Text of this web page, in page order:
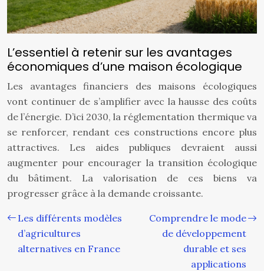
L’essentiel à retenir sur les avantages
économiques d’une maison écologique
Les avantages financiers des maisons écologiques
vont continuer de s’amplifier avec la hausse des coûts
de l’énergie. D’ici 2030, la réglementation thermique va
se renforcer, rendant ces constructions encore plus
attractives. Les aides publiques devraient aussi
augmenter pour encourager la transition écologique
du bâtiment. La valorisation de ces biens va
progresser grâce à la demande croissante.
Les différents modèles
d’agricultures
alternatives en France
Comprendre le mode
de développement
durable et ses
applications